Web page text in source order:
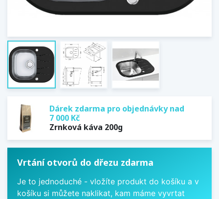
Dárek zdarma pro objednávky nad
7 000 Kč
Zrnková káva 200g
Vrtání otvorů do dřezu zdarma
Je to jednoduché - vložíte produkt do košíku a v
košíku si můžete naklikat, kam máme vyvrtat